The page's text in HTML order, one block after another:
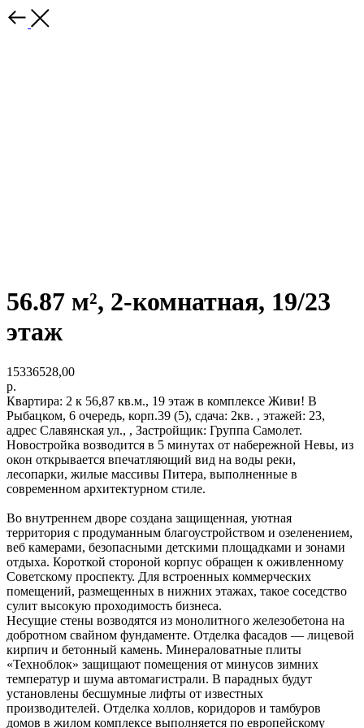
56.87 м², 2-комнатная, 19/23
этаж
15336528,00
р.
Квартира: 2 к 56,87 кв.м., 19 этаж в комплексе Живи! В
Рыбацком, 6 очередь, корп.39 (5), сдача: 2кв. , этажей: 23,
адрес Славянская ул., , Застройщик: Группа Самолет.
Новостройка возводится в 5 минутах от набережной Невы, из
окон открывается впечатляющий вид на воды реки,
лесопарки, жилые массивы Питера, выполненные в
современном архитектурном стиле.
Во внутреннем дворе создана защищенная, уютная
территория с продуманным благоустройством и озеленением,
веб камерами, безопасными детскими площадками и зонами
отдыха. Короткой стороной корпус обращен к оживленному
Советскому проспекту. Для встроенных коммерческих
помещений, размещенных в нижних этажах, такое соседство
сулит высокую проходимость бизнеса.
Несущие стены возводятся из монолитного железобетона на
добротном свайном фундаменте. Отделка фасадов — лицевой
кирпич и бетонный камень. Минераловатные плиты
«Техноблок» защищают помещения от минусов зимних
температур и шума автомагистрали. В парадных будут
установлены бесшумные лифты от известных
производителей. Отделка холлов, коридоров и тамбуров
домов в жилом комплексе выполняется по европейскому